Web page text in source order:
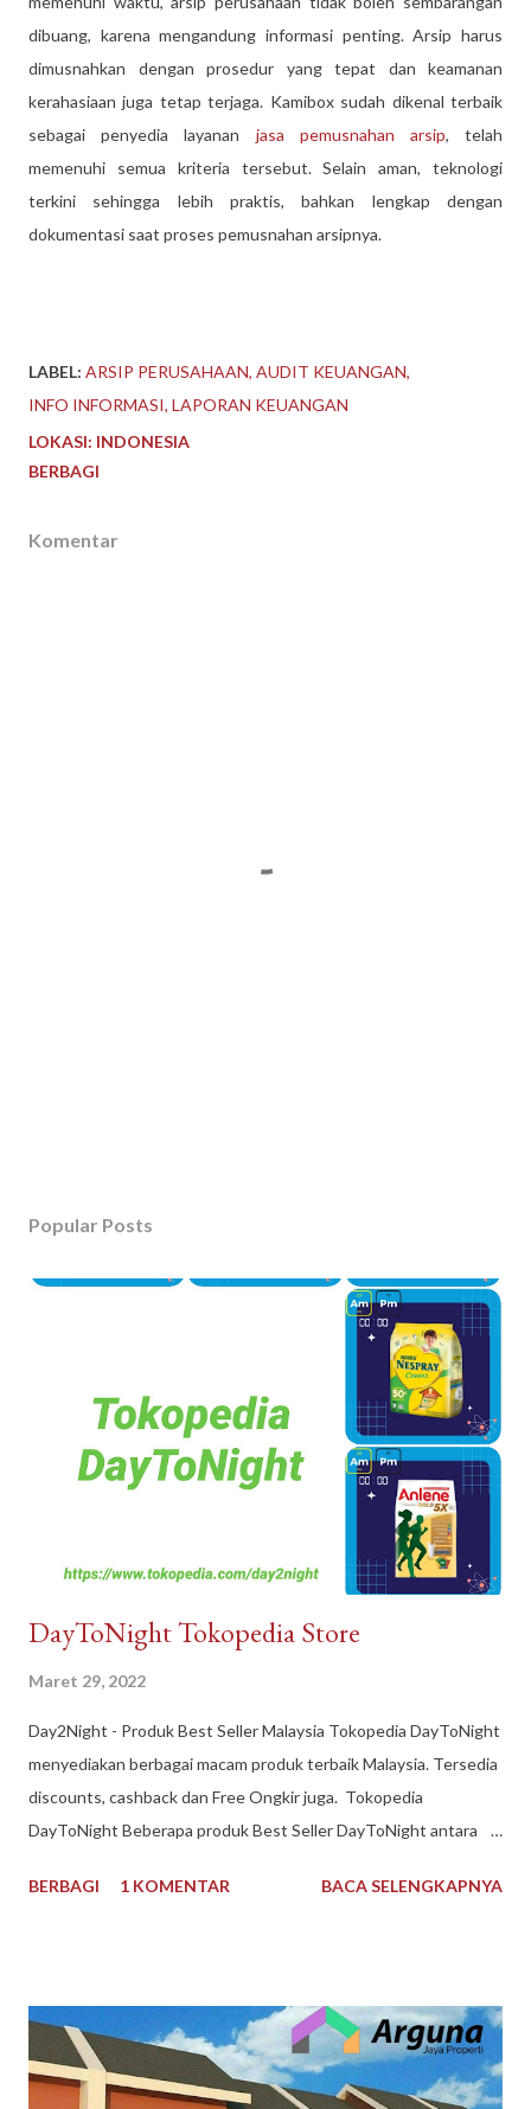
dibuang, karena mengandung informasi penting. Arsip harus
dimusnahkan dengan prosedur yang tepat dan keamanan
kerahasiaan juga tetap terjaga. Kamibox sudah dikenal terbaik
sebagai penyedia layanan jasa pemusnahan arsip, telah
memenuhi semua kriteria tersebut. Selain aman, teknologi
terkini sehingga lebih praktis, bahkan lengkap dengan
dokumentasi saat proses pemusnahan arsipnya.
LABEL: ARSIP PERUSAHAAN AUDIT KEUANGAN
INFO INFORMASI LAPORAN KEUANGAN
LOKASI: INDONESIA
BERBAGI
Komentar
Popular Posts
DayToNight Tokopedia Store
Maret 29, 2022
Day2Night - Produk Best Seller Malaysia Tokopedia DayToNight
menyediakan berbagai macam produk terbaik Malaysia. Tersedia
discounts, cashback dan Free Ongkir juga. Tokopedia
DayToNight Beberapa produk Best Seller DayToNight antara
Malaysia 1 kg, Maggi Kari Malaysia , Anlene Gold Malaysia.
pengiriman juga cepat, pengemasan aman, tersedia banyak
pilihan kurir pengiriman dan ada subsidi free ongkir. Melayani
pengiriman seluruh Indonesia. Pembayaran mudah bisa dengan
BERBAGI 1 KOMENTAR BACA SELENGKAPNYA